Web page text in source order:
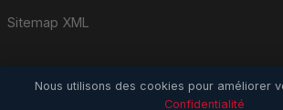
Sitemap XML
Nous utilisons des cookies pour améliorer
Confidentialité